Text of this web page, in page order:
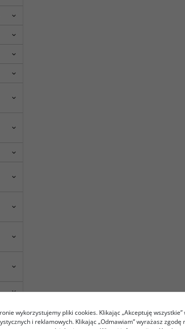
wykorzystujemy pliki cookies. Klikając „Akceptuję
i reklamowych. Klikając „Odmawiam” wyrażasz